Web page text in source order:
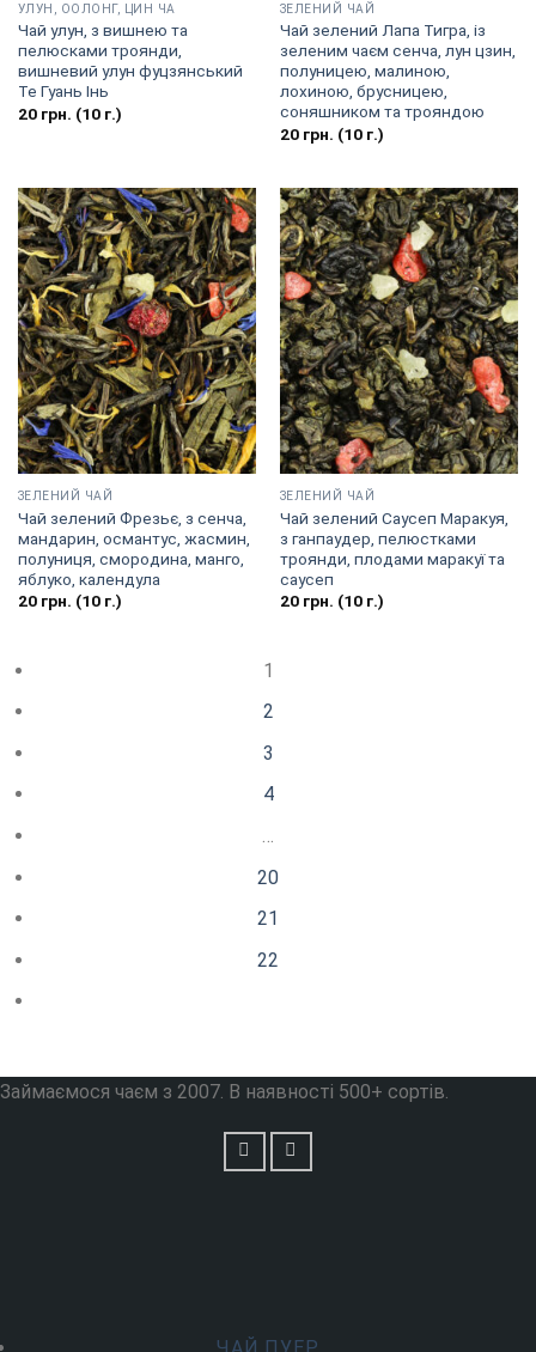
УЛУН, ООЛОНГ, ЦИН ЧА
Чай улун, з вишнею та
пелюсками троянди,
вишневий улун фуцзянський
Те Гуань Інь
20грн. (10 г.)
ЗЕЛЕНИЙ ЧАЙ
Чай зелений Лапа Тигра, із
зеленим чаєм сенча, лун цзин,
полуницею, малиною,
лохиною, брусницею,
соняшником та трояндою
20грн. (10 г.)
ЗЕЛЕНИЙ ЧАЙ
Чай зелений Фрезьє, з сенча,
мандарин, османтус, жасмин,
полуниця, смородина, манго,
яблуко, календула
20грн. (10 г.)
ЗЕЛЕНИЙ ЧАЙ
Чай зелений Саусеп Маракуя,
з ганпаудер, пелюстками
троянди, плодами маракуї та
саусеп
20грн. (10 г.)
1
2
3
4
…
20
21
22
Займаємося чаєм з 2007. В наявності 500+ сортів.